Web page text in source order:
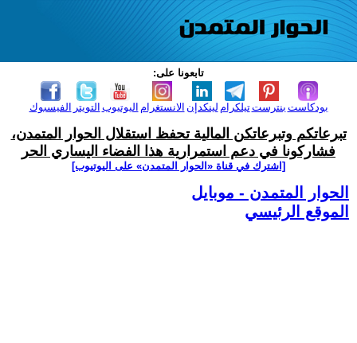
تابعونا على:
الفيسبوك التويتر اليوتيوب الانستغرام لينكدإن تيلكرامبنترست بودكاست
تبرعاتكم وتبرعاتكن المالية تحفظ استقلال الحوار المتمدن،
فشاركونا في دعم استمرارية هذا الفضاء اليساري الحر
[اشترك في قناة ‫«الحوار المتمدن» على اليوتيوب]
الحوار المتمدن - موبايل
الموقع الرئيسي